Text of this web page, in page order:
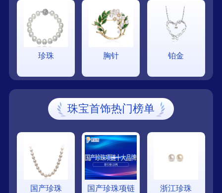
珍珠 胸针 铂金
珠宝首饰热门榜单
国产珍珠 国产珍珠项链 浙江珍珠